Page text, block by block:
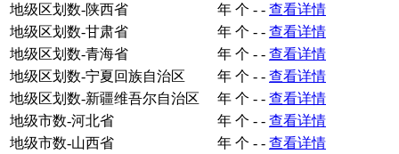
地级区划数-陕西省
年 个 - - 查看详情
地级区划数-甘肃省
年 个 - - 查看详情
地级区划数-青海省
年 个 - - 查看详情
地级区划数-宁夏回族自治区
年 个 - - 查看详情
地级区划数-新疆维吾尔自治区
年 个 - - 查看详情
地级市数-河北省
年 个 - - 查看详情
地级市数-山西省
年 个 - - 查看详情